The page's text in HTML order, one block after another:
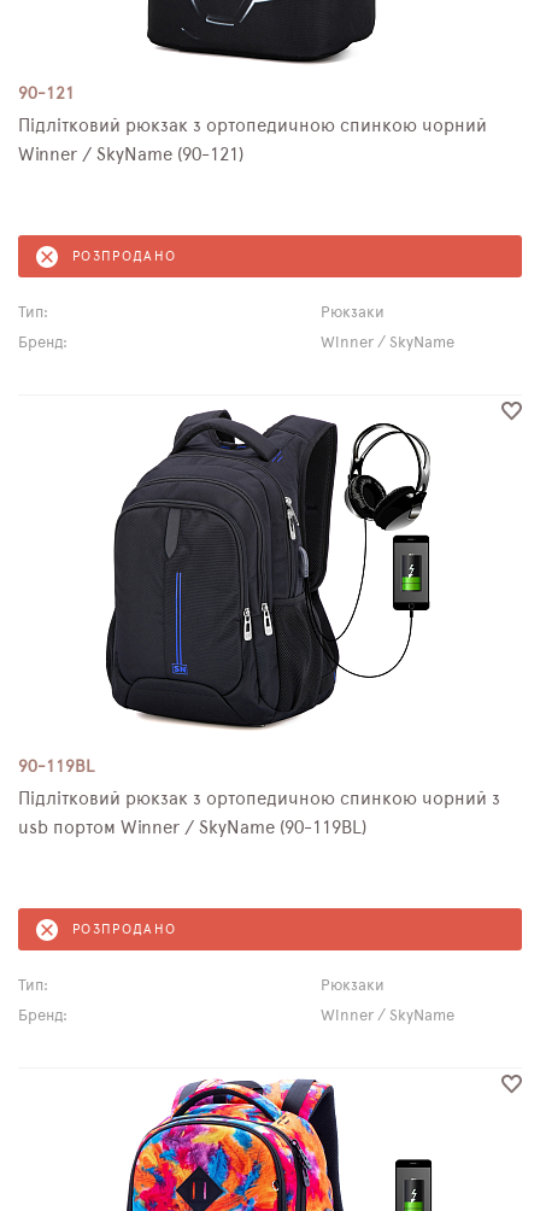
90-121
Підлітковий рюкзак з ортопедичною спинкою чорний
Winner / SkyName (90-121)
РОЗПРОДАНО
Тип:
Рюкзаки
Бренд:
Winner / SkyName
90-119BL
Підлітковий рюкзак з ортопедичною спинкою чорний з
usb портом Winner / SkyName (90-119BL)
РОЗПРОДАНО
Тип:
Рюкзаки
Бренд:
Winner / SkyName